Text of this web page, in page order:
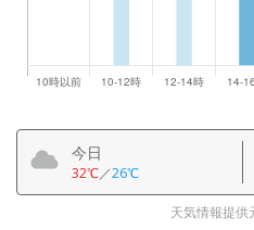
今日
32℃／26℃
天気情報提供